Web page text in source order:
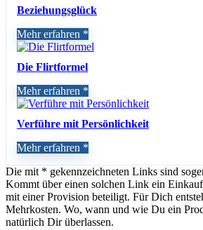
Beziehungsglück
Mehr erfahren
Die Flirtformel
Mehr erfahren
Verführe mit Persönlichkeit
Mehr erfahren
Die mit * gekennzeichneten Links sind
Kommt über einen solchen Link ein
mit einer Provision beteiligt. Für Dich
Mehrkosten. Wo, wann und wie Du ein
natürlich Dir überlassen.